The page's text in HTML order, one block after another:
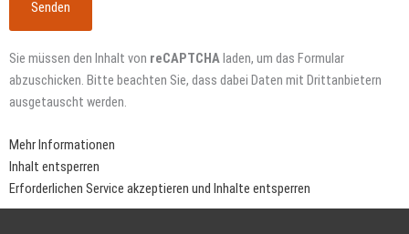
Sie müssen den Inhalt von reCAPTCHAladen, um das Formular
abzuschicken. Bitte beachten Sie, dass dabei Daten mit Drittanbietern
ausgetauscht werden.
Mehr Informationen
Inhalt entsperren
Erforderlichen Service akzeptieren und Inhalte entsperren